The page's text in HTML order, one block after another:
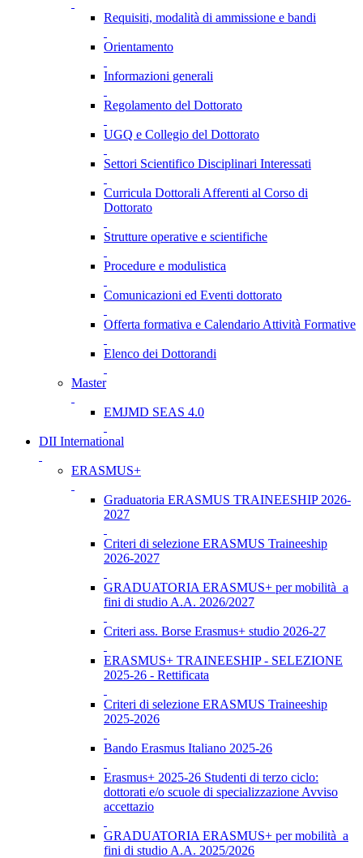
Requisiti, modalità di ammissione e bandi
Orientamento
Informazioni generali
Regolamento del Dottorato
UGQ e Collegio del Dottorato
Settori Scientifico Disciplinari Interessati
Curricula Dottorali Afferenti al Corso di
Dottorato
Strutture operative e scientifiche
Procedure e modulistica
Comunicazioni ed Eventi dottorato
Offerta formativa e Calendario Attività Formative
Elenco dei Dottorandi
Master
EMJMD SEAS 4.0
DII International
ERASMUS+
Graduatoria ERASMUS TRAINEESHIP 2026-
2027
Criteri di selezione ERASMUS Traineeship
2026-2027
GRADUATORIA ERASMUS+ per mobilità a
fini di studio A.A. 2026/2027
Criteri ass. Borse Erasmus+ studio 2026-27
ERASMUS+ TRAINEESHIP - SELEZIONE
2025-26 - Rettificata
Criteri di selezione ERASMUS Traineeship
2025-2026
Bando Erasmus Italiano 2025-26
Erasmus+ 2025-26 Studenti di terzo ciclo:
dottorati e/o scuole di specializzazione Avviso
accettazio
GRADUATORIA ERASMUS+ per mobilità a
fini di studio A.A. 2025/2026